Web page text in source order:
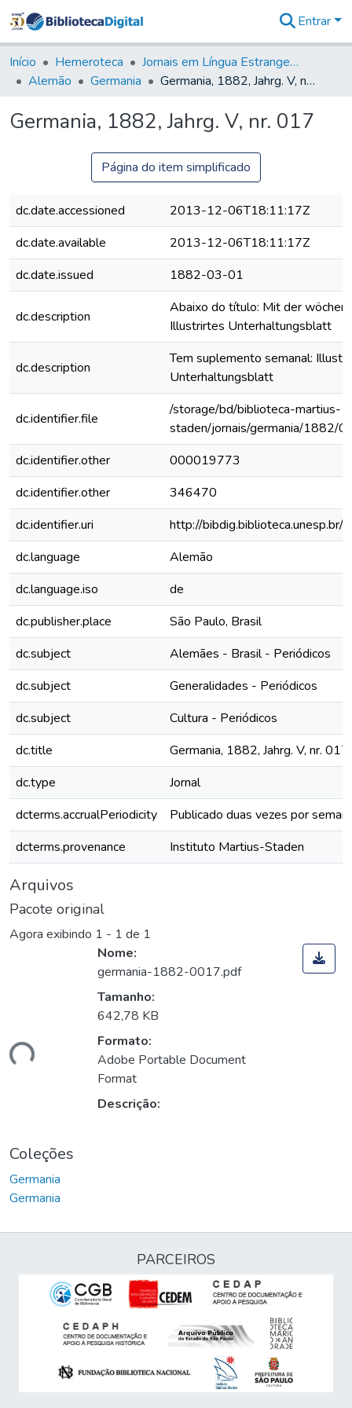
&
Coleções
Tudo na
Digital
Entrar
Início Hemeroteca
Jornais em Língua Estrangeira
Alemão
Germania Germania, 1882, Jahrg. V, nr. 017
Germania, 1882, Jahrg. V, nr. 017
Página do item simplificado
dc.date.accessioned
2013-12-06T18:11:17Z
dc.date.available
2013-12-06T18:11:17Z
dc.date.issued
1882-03-01
dc.description
Abaixo do título: Mit der
Illustrirtes Unterhaltungsblatt
dc.description
Tem suplemento semanal:
Unterhaltungsblatt
dc.identifier.file
/storage/bd/biblioteca-martius-
staden/jornais/germania/1882/
dc.identifier.other
000019773
dc.identifier.other
346470
dc.identifier.uri
http://
dc.language
Alemão
dc.language.iso
de
dc.publisher.place
São Paulo, Brasil
dc.subject
Alemães - Brasil - Periódicos
dc.subject
Generalidades - Periódicos
dc.subject
Cultura - Periódicos
dc.title
Germania, 1882, Jahrg. V, nr. 017
dc.type
Jornal
dcterms.accrualPeriodicity
Publicado duas vezes por
dcterms.provenance
Instituto Martius-Staden
Arquivos
Pacote original
Agora exibindo 1 - 1 de 1
Nome:
germania-1882-0017.pdf
Tamanho:
642,78 KB
Formato:
Adobe Portable Document
Format
Descrição:
Coleções
Germania
Germania
PARCEIROS